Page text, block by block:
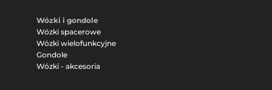
Wózki i gondole
Wózki spacerowe
Wózki wielofunkcyjne
Gondole
Wózki - akcesoria